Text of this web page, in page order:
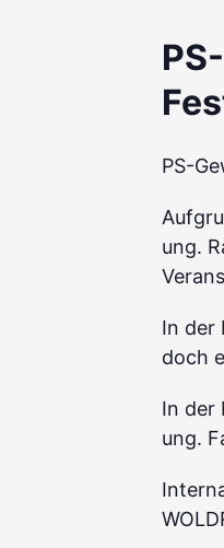
PS-
ung.
In der
doch
In der
ung.